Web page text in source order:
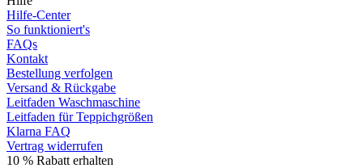
Hilfe-Center
So funktioniert's
FAQs
Kontakt
Bestellung verfolgen
Versand & Rückgabe
Leitfaden Waschmaschine
Leitfaden für Teppichgrößen
Klarna FAQ
Vertrag widerrufen
10 % Rabatt erhalten